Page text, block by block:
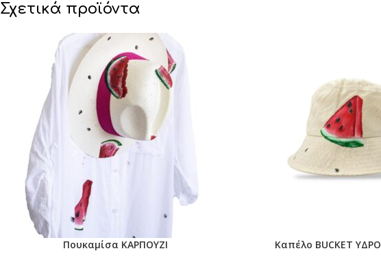
Σχετικά προϊόντα
Πουκαμίσα ΚΑΡΠΟΥΖΙ Καπέλο BUCKET